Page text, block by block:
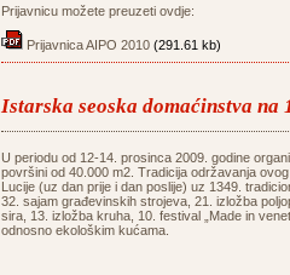
Prijavnicu možete preuzeti ovdje:
Prijavnica AIPO 2010 (291.61 kb)
Istarska seoska domaćinstva na
U periodu od 12-14. prosinca 2009. godine
površini od 40.000 m2. Tradicija održavanja
Lucije (uz dan prije i dan poslije) uz 1349.
32. sajam građevinskih strojeva, 21. izložba
sira, 13. izložba kruha, 10. festival „Made in
odnosno ekološkim kućama.